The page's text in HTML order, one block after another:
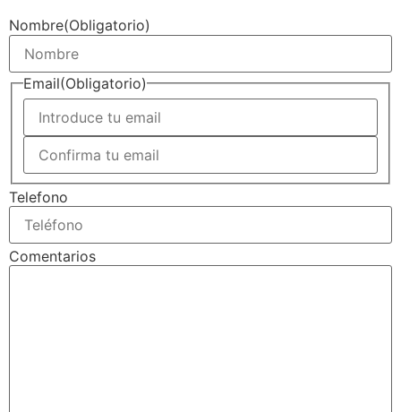
Nombre(Obligatorio)
Email(Obligatorio)
Telefono
Comentarios